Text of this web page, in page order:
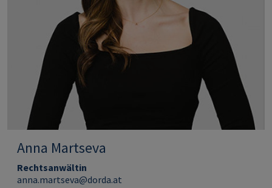
Anna Martseva
Rechtsanwältin
anna.martseva@dorda.at